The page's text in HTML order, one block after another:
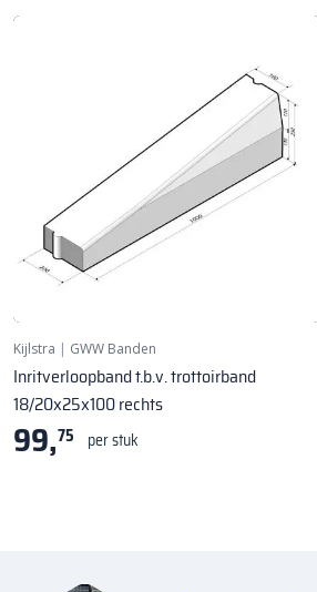
Kijlstra | GWW Banden
Inritverloopband t.b.v. trottoirband
18/20x25x100 rechts
99,75 per stuk